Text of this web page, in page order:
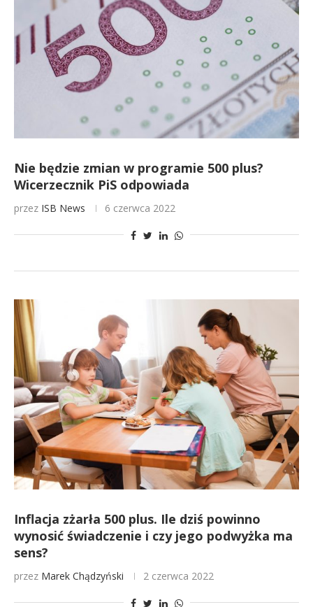
Nie będzie zmian w programie 500 plus?
Wicerzecznik PiS odpowiada
przez ISB News 6 czerwca 2022
Inflacja zżarła 500 plus. Ile dziś powinno
wynosić świadczenie i czy jego podwyżka ma
sens?
przez Marek Chądzyński 2 czerwca 2022